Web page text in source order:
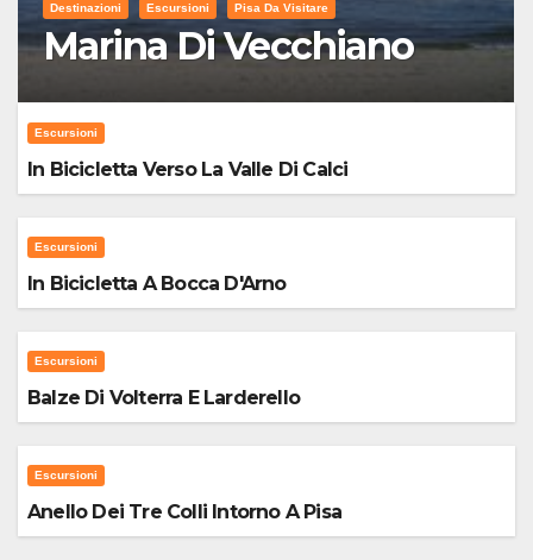
Destinazioni Escursioni Pisa Da Visitare
Marina Di Vecchiano
Escursioni
In Bicicletta Verso La Valle Di Calci
Escursioni
In Bicicletta A Bocca D'Arno
Escursioni
Balze Di Volterra E Larderello
Escursioni
Anello Dei Tre Colli Intorno A Pisa